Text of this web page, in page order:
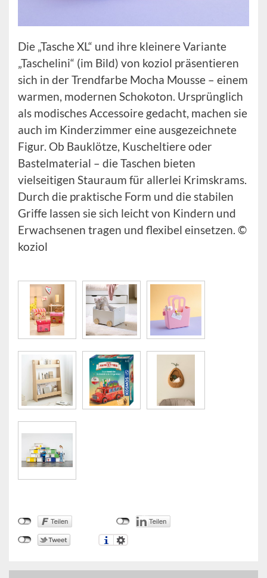
Die „Tasche XL“ und ihre kleinere Variante
„Taschelini“ (im Bild) von koziol präsentieren
sich in der Trendfarbe Mocha Mousse – einem
warmen, modernen Schokoton. Ursprünglich
als modisches Accessoire gedacht, machen sie
auch im Kinderzimmer eine ausgezeichnete
Figur. Ob Bauklötze, Kuscheltiere oder
Bastelmaterial – die Taschen bieten
vielseitigen Stauraum für allerlei Krimskrams.
Durch die praktische Form und die stabilen
Griffe lassen sie sich leicht von Kindern und
Erwachsenen tragen und flexibel einsetzen. ©
koziol